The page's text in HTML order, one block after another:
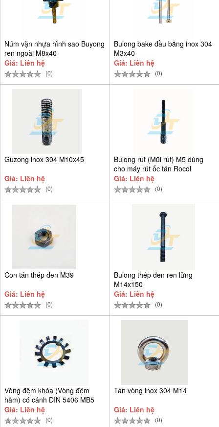
Núm vặn nhựa hình sao Buyong
ren ngoài M8x40
Giá: Liên hệ
(0)
Bulong bake đầu bằng inox 304
M3x40
Giá: Liên hệ
(0)
Guzong inox 304 M10x45
Giá: Liên hệ
(0)
Bulong rút (Mũi rút) M5 dùng
cho máy rút ốc tán Rocol
Giá: Liên hệ
(0)
Con tán thép đen M39
Giá: Liên hệ
(0)
Bulong thép đen ren lửng
M14x150
Giá: Liên hệ
(0)
Vòng đệm khóa (Vòng đệm
hãm) có cánh DIN 5406 MB5
D25
Giá: Liên hệ
(0)
Tán vòng inox 304 M14
Giá: Liên hệ
(0)